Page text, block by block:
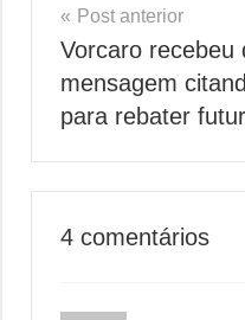
Navegação
de
Post
Post anterior
Vorcaro recebeu
mensagem
para rebater
4 comentários